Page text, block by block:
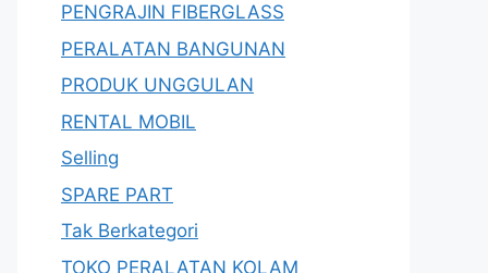
PENGRAJIN FIBERGLASS
PERALATAN BANGUNAN
PRODUK UNGGULAN
RENTAL MOBIL
Selling
SPARE PART
Tak Berkategori
TOKO PERALATAN KOLAM